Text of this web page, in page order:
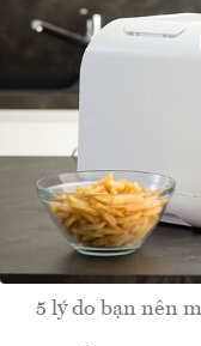
5 lý do bạn nên